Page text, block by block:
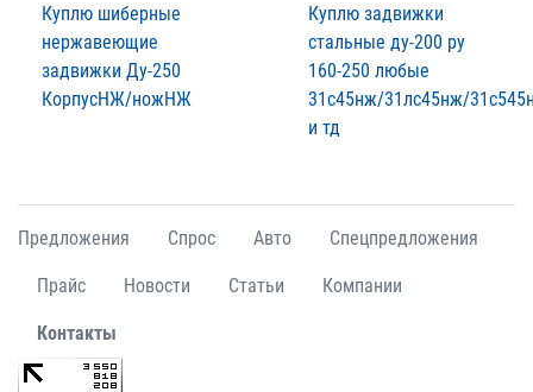
Куплю шиберные
нержавеющие
задвижки Ду-250
КорпусНЖ/ножНЖ
Куплю задвижки
стальные ду-200 ру
160-250 любые
31с45нж/31лс45нж/
и тд
Предложения Спрос Авто Спецпредложения
Прайс Новости Статьи Компании
Контакты